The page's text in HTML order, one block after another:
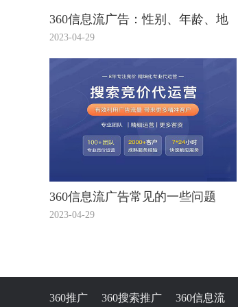
360信息流广告：性别、年龄、地
域，你真的会设么？
2023-04-29
360信息流广告常见的一些问题
2023-04-29
360推广 360搜索推广 360信息流